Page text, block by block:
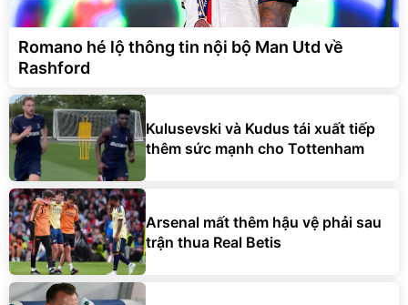
Romano hé lộ thông tin nội bộ Man Utd về
Rashford
Kulusevski và Kudus tái xuất tiếp
thêm sức mạnh cho Tottenham
Arsenal mất thêm hậu vệ phải sau
trận thua Real Betis